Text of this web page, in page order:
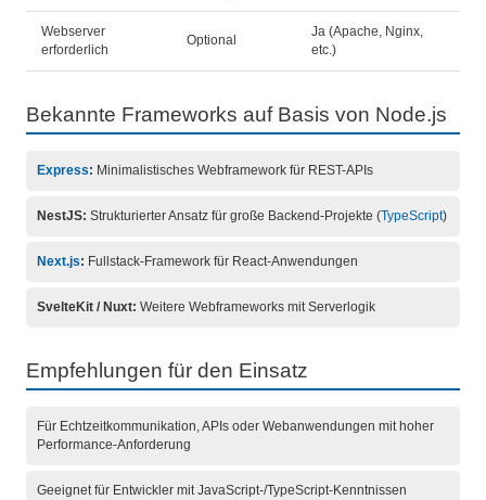
Webserver
erforderlich
Optional
Ja (Apache, Nginx,
etc.)
Bekannte Frameworks auf Basis von Node.js
Express: Minimalistisches Webframework für REST-APIs
NestJS: Strukturierter Ansatz für große Backend-Projekte (TypeScript)
Next.js: Fullstack-Framework für React-Anwendungen
SvelteKit / Nuxt: Weitere Webframeworks mit Serverlogik
Empfehlungen für den Einsatz
Für Echtzeitkommunikation, APIs oder Webanwendungen mit hoher
Performance-Anforderung
Geeignet für Entwickler mit JavaScript-/TypeScript-Kenntnissen